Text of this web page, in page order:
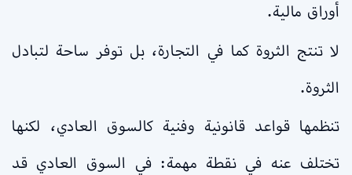
أوراق مالية.
لا تنتج الثروة كما في التجارة، بل توفر ساحة لتبادل
الثروة.
تنظمها قواعد قانونية وفنية كالسوق العادي، لكنها
تختلف عنه في نقطة مهمة: في السوق العادي قد